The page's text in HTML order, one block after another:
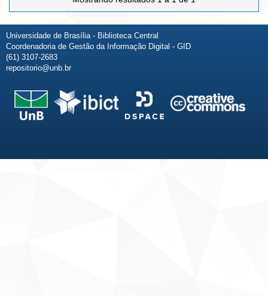
Universidade de Brasília - Biblioteca Central
Coordenadoria de Gestão da Informação Digital - GID
(61) 3107-2683
repositorio@unb.br